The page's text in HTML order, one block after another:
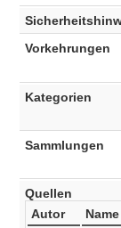
Vorkehrungen
Kategorien
Sammlungen
Quellen
Autor
Name